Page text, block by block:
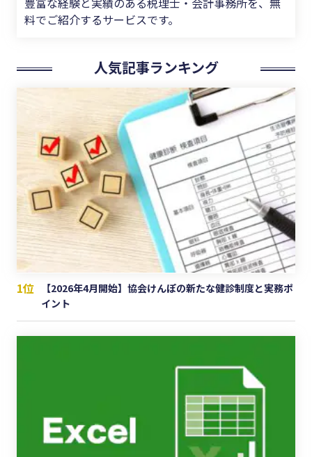
料でご紹介するサービスです。
人気記事ランキング
1位
【2026年4月開始】協会けんぽの新たな健診制度と実務ポ
イント